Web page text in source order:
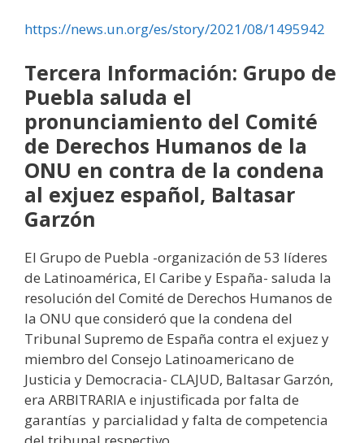
https://news.un.org/es/story/2021/08/1495942
Tercera Información: Grupo de
Puebla saluda el
pronunciamiento del Comité
de Derechos Humanos de la
ONU en contra de la condena
al exjuez español, Baltasar
Garzón
El Grupo de Puebla -organización de 53 líderes
de Latinoamérica, El Caribe y España- saluda la
resolución del Comité de Derechos Humanos de
la ONU que consideró que la condena del
Tribunal Supremo de España contra el exjuez y
miembro del Consejo Latinoamericano de
Justicia y Democracia- CLAJUD, Baltasar Garzón,
era ARBITRARIA e injustificada por falta de
garantías y parcialidad y falta de competencia